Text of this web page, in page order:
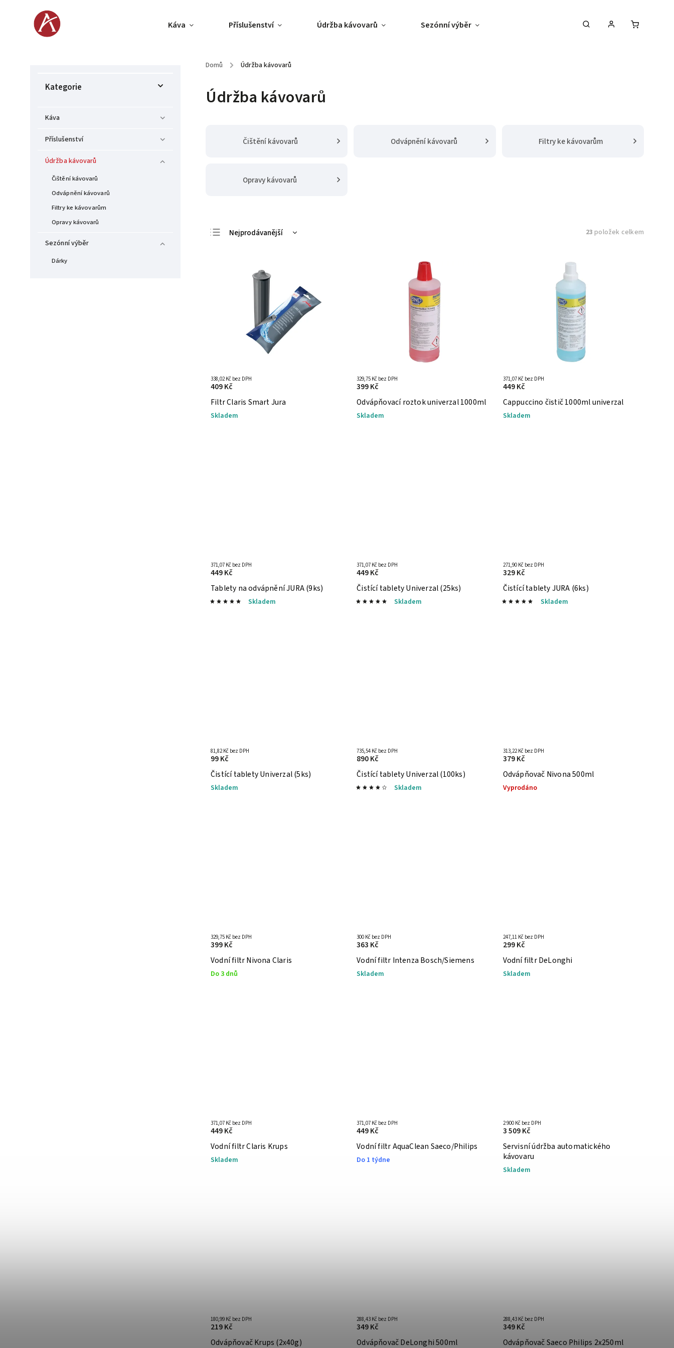
Káva Příslušenství Údržba kávovarů Sezónní výběr Pronájem kávovarů Blog
Domů / Údržba kávovarů
Kategorie
Káva
Příslušenství
Údržba kávovarů
Čištění kávovarů
Odvápnění kávovarů
Filtry ke kávovarům
Opravy kávovarů
Sezónní výběr
Dárky
Údržba kávovarů
Čištění kávovarů Odvápnění kávovarů Filtry ke kávovarům
Opravy kávovarů
Nejprodávanější
Abecedně
23 položek celkem
Filtr Claris Smart Jura
Skladem
338,02 Kč bez DPH
409 Kč
Odvápňovací roztok univerzal 1000ml
Skladem
329,75 Kč bez DPH
399 Kč
Cappuccino čistič 1000ml univerzal
Skladem
371,07 Kč bez DPH
449 Kč
Tablety na odvápnění JURA (9ks)
Skladem
371,07 Kč bez DPH
449 Kč
Čistící tablety Univerzal (25ks)
Skladem
371,07 Kč bez DPH
449 Kč
Čistící tablety JURA (6ks)
Skladem
271,90 Kč bez DPH
329 Kč
Čistící tablety Univerzal (5ks)
Skladem
81,82 Kč bez DPH
99 Kč
Čistící tablety Univerzal (100ks)
Skladem
735,54 Kč bez DPH
890 Kč
Odvápňovač Nivona 500ml
Vyprodáno
313,22 Kč bez DPH
379 Kč
Vodní filtr Nivona Claris
Do 3 dnů
329,75 Kč bez DPH
399 Kč
Vodní filtr Intenza Bosch/Siemens
Skladem
300 Kč bez DPH
363 Kč
Vodní filtr DeLonghi
Skladem
247,11 Kč bez DPH
299 Kč
Vodní filtr Claris Krups
Skladem
371,07 Kč bez DPH
449 Kč
Vodní filtr AquaClean Saeco/Philips
Do 1 týdne
371,07 Kč bez DPH
449 Kč
Servisní údržba automatického
kávovaru
Skladem
2 900 Kč bez DPH
3 509 Kč
Odvápňovač Krups (2x40g)
180,99 Kč bez DPH
219 Kč
Odvápňovač DeLonghi 500ml
288,43 Kč bez DPH
349 Kč
Odvápňovač Saeco Philips 2x250ml
288,43 Kč bez DPH
349 Kč